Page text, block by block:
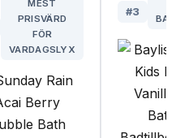
MEST
PRISVÄRD
FÖR
VARDAGSLYX
#3